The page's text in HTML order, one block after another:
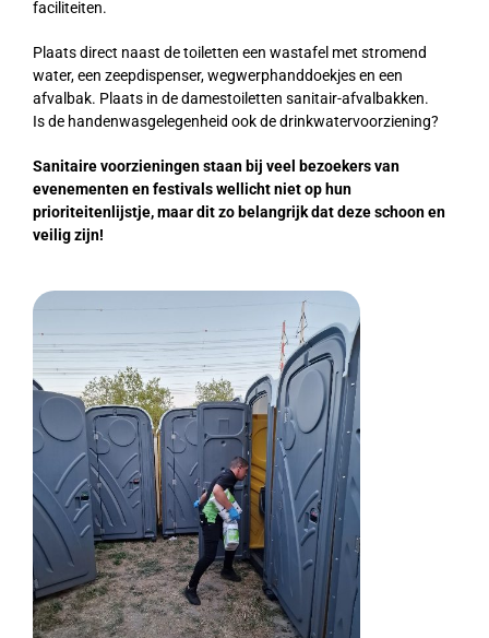
faciliteiten.
Plaats direct naast de toiletten een wastafel met stromend
water, een zeepdispenser, wegwerphanddoekjes en een
afvalbak. Plaats in de damestoiletten sanitair-afvalbakken.
Is de handenwasgelegenheid ook de drinkwatervoorziening?
Sanitaire voorzieningen staan bij veel bezoekers van
evenementen en festivals wellicht niet op hun
prioriteitenlijstje, maar dit zo belangrijk dat deze schoon en
veilig zijn!